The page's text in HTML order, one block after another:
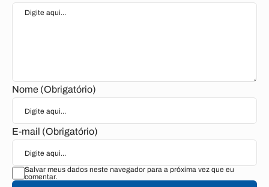
Nome (Obrigatório)
E-mail (Obrigatório)
Salvar meus dados neste navegador para a próxima vez que eu
comentar.